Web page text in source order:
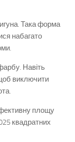
Така форма
набагато
Навіть
виключити
площу
квадратних